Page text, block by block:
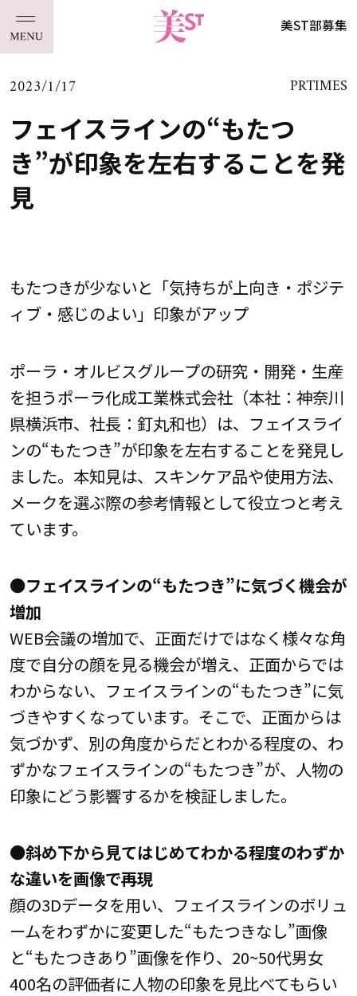
美ST部募集
2023/1/17 PRTIMES
フェイスラインの“もたつ
き”が印象を左右することを発
見
もたつきが少ないと「気持ちが上向き・ポジテ
ィブ・感じのよい」印象がアップ
ポーラ・オルビスグループの研究・開発・生産
を担うポーラ化成工業株式会社（本社：神奈川
県横浜市、社長：釘丸和也）は、フェイスライ
ンの“もたつき”が印象を左右することを発見し
ました。本知見は、スキンケア品や使用方法、
メークを選ぶ際の参考情報として役立つと考え
ています。
●フェイスラインの“もたつき”に気づく機会が
増加
WEB会議の増加で、正面だけではなく様々な角
度で自分の顔を見る機会が増え、正面からでは
わからない、フェイスラインの“もたつき”に気
づきやすくなっています。そこで、正面からは
気づかず、別の角度からだとわかる程度の、わ
ずかなフェイスラインの“もたつき”が、人物の
印象にどう影響するかを検証しました。
●斜め下から見てはじめてわかる程度のわずか
な違いを画像で再現
顔の3Dデータを用い、フェイスラインのボリュ
ームをわずかに変更した“もたつきなし”画像
と“もたつきあり”画像を作り、20~50代男女
400名の評価者に人物の印象を見比べてもらい